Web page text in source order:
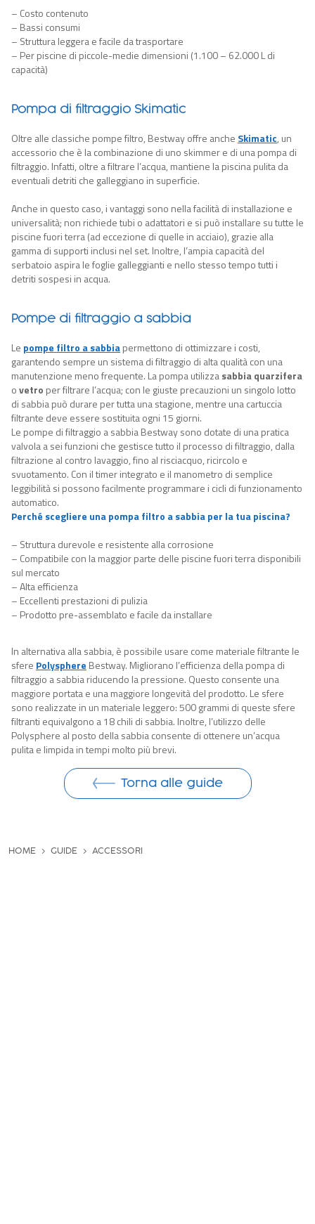
– Costo contenuto
– Bassi consumi
– Struttura leggera e facile da trasportare
– Per piscine di piccole-medie dimensioni (1.100 – 62.000 L di
capacità)
Pompa di filtraggio Skimatic
Oltre alle classiche pompe filtro, Bestway offre anche Skimatic, un
accessorio che è la combinazione di uno skimmer e di una pompadi
filtraggio. Infatti, oltre afiltrare l’acqua, mantiene la piscina pulita da
eventuali detriti che galleggiano in superficie.
Anche in questo caso, i vantaggi sono nella facilità di installazione e
universalità; non richiede tubi o adattatori e si può installare su tutte le
piscine fuori terra (ad eccezione di quelle in acciaio), grazie alla
gamma di supporti inclusi nel set. Inoltre, l’ampia capacità del
serbatoio aspira le foglie galleggianti e nello stesso tempo tutti i
detriti sospesi in acqua.
Pompe di filtraggio a sabbia
Le pompe filtro a sabbiapermettono di ottimizzare i costi,
garantendo sempre un sistema di filtraggio di alta qualità con una
manutenzione meno frequente. La pompa utilizzasabbia quarzifera
ovetro per filtrare l’acqua; con le giuste precauzioni un singolo lotto
di sabbia può durare per tutta una stagione, mentre una cartuccia
filtrante deve essere sostituita ogni 15 giorni.
Le pompe di filtraggio a sabbia Bestway sono dotate di una pratica
valvola a sei funzioni che gestisce tutto il processo di filtraggio, dalla
filtrazione al contro lavaggio, fino al risciacquo, ricircolo e
svuotamento. Con il timer integrato e il manometro di semplice
leggibilità si possono facilmente programmare i cicli di funzionamento
automatico.
Perché scegliere una pompa filtro a sabbia per la tua piscina?
– Struttura durevole e resistente alla corrosione
– Compatibile con la maggior parte delle piscine fuori terra disponibili
sul mercato
– Alta efficienza
– Eccellenti prestazioni di pulizia
– Prodotto pre-assemblato e facile da installare
In alternativa alla sabbia, è possibile usare come materiale filtrante le
sfere Polysphere Bestway. Migliorano l’efficienza della pompa di
filtraggio a sabbia riducendo la pressione. Questo consente una
maggiore portatae unamaggiore longevità del prodotto. Le sfere
sono realizzate in un materiale leggero: 500 grammi di queste sfere
filtranti equivalgono a 18 chili di sabbia. Inoltre, l’utilizzo delle
Polysphere al posto della sabbia consente di ottenere un’acqua
pulita e limpida in tempi molto più brevi.
Torna alle guide
HOME GUIDE ACCESSORI